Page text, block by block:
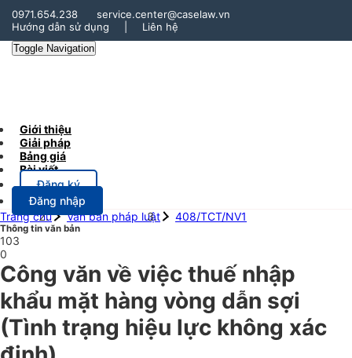
0971.654.238
service.center@caselaw.vn
Hướng dẫn sử dụng
Liên hệ
Toggle Navigation
Giới thiệu
Giải pháp
Bảng giá
Bài viết
Đăng ký
Đăng nhập
Trang chủ
Văn bản pháp luật 408/TCT/NV1
Thông tin văn bản
103
0
Công văn về việc thuế nhập
khẩu mặt hàng vòng dẫn sợi
(Tình trạng hiệu lực không xác